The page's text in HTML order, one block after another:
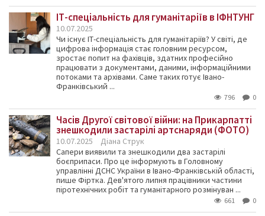
ІТ-спеціальність для гуманітаріїв в ІФНТУНГ
10.07.2025
Чи існує ІТ-спеціальність для гуманітаріїв? У світі, де
цифрова інформація стає головним ресурсом,
зростає попит на фахівців, здатних професійно
працювати з документами, даними, інформаційними
потоками та архівами. Саме таких готує Івано-
Франківський ...
796 0
Часів Другої світової війни: на Прикарпатті
знешкодили застарілі артснаряди (ФОТО)
10.07.2025
Діана Струк
Сапери виявили та знешкодили два застарілі
боєприпаси. Про це інформують в Головному
управлінні ДСНС України в Івано-Франківській області,
пише Фіртка. Дев'ятого липня працівники частини
піротехнічних робіт та гуманітарного розмінуван ...
661 0